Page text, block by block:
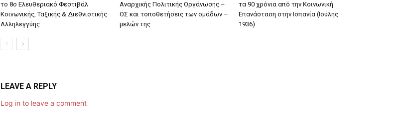
το 8ο Ελευθεριακό Φεστιβάλ
Κοινωνικής, Ταξικής & Διεθνιστικής
Αλληλεγγύης
Αναρχικής Πολιτικής Οργάνωσης –
ΟΣ και τοποθετήσεις των ομάδων –
μελών της
τα 90 χρόνια από την Κοινωνική
Επανάσταση στην Ισπανία (Ιούλης
1936)
LEAVE A REPLY
Log in to leave a comment